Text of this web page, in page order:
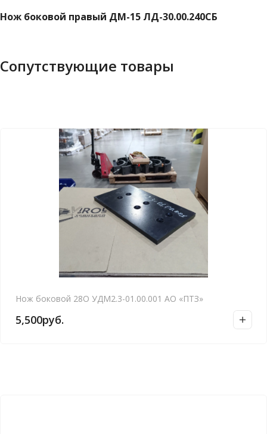
Нож боковой правый ДМ-15 ЛД-30.00.240СБ
Сопутствующие товары
Нож боковой 28О УДМ2.3-01.00.001 АО «ПТЗ»
5,500руб.